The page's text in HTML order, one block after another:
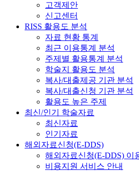
고객제안
신고센터
RISS 활용도 분석
자료 현황 통계
최근 이용통계 분석
주제별 활용통계 분석
학술지 활용도 분석
복사/대출제공 기관 분석
복사/대출신청 기관 분석
활용도 높은 주제
최신/인기 학술자료
최신자료
인기자료
해외자료신청(E-DDS)
해외자료신청(E-DDS) 이
비용지원 서비스 안내